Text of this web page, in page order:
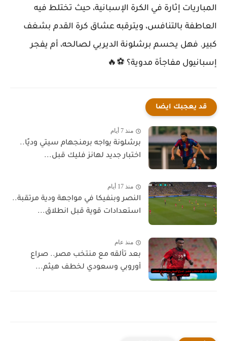
المباريات إثارة في الكرة الإسبانية، حيث تختلط فيه
العاطفة بالتنافس، ويترقبه عشاق كرة القدم بشغف
كبير. فهل يحسم برشلونة الديربي لصالحه، أم يفجر
إسبانيول مفاجأة مدوية؟ ⚽🔥
قد يعجبك ايضا
منذ 7 أيام
برشلونة يواجه برمنجهام سيتي وديًا..
اختبار جديد لهانز فليك قبل...
منذ 17 أيام
النصر وبنفيكا في مواجهة ودية مرتقبة..
استعدادات قوية قبل انطلاق...
منذ عام
بعد تألقه مع منتخب مصر.. صراع
أوروبي وسعودي لخطف هيثم...